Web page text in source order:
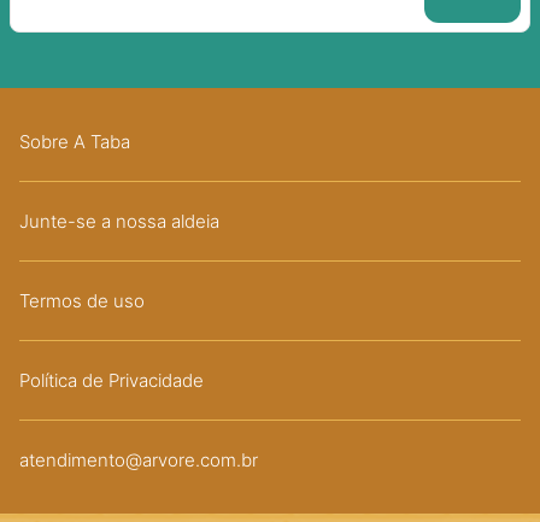
Sobre A Taba
Junte-se a nossa aldeia
Termos de uso
Política de Privacidade
atendimento@arvore.com.br